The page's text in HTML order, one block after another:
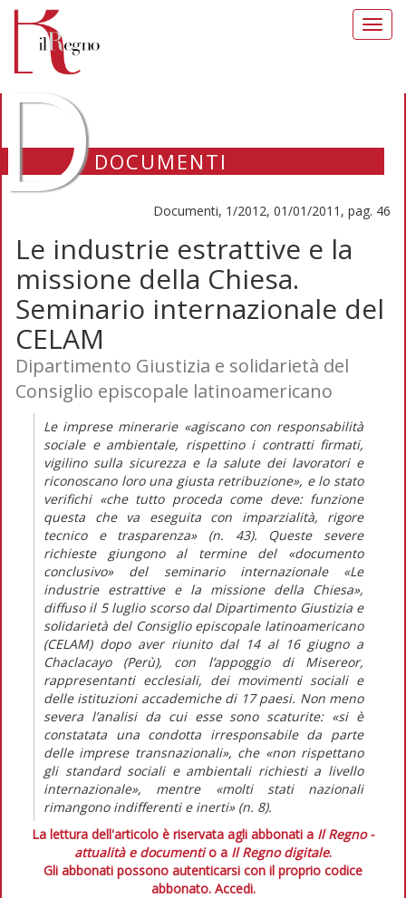
DOCUMENTI
Documenti, 1/2012, 01/01/2011, pag. 46
Le industrie estrattive e la
missione della Chiesa.
Seminario internazionale del
CELAM
Dipartimento Giustizia e solidarietà del
Consiglio episcopale latinoamericano
Le imprese minerarie «agiscano con responsabilità
sociale e ambientale, rispettino i contratti firmati,
vigilino sulla sicurezza e la salute dei lavoratori e
riconoscano loro una giusta retribuzione», e lo stato
verifichi «che tutto proceda come deve: funzione
questa che va eseguita con imparzialità, rigore
tecnico e trasparenza» (n. 43). Queste severe
richieste giungono al termine del «documento
conclusivo» del seminario internazionale «Le
industrie estrattive e la missione della Chiesa»,
diffuso il 5 luglio scorso dal Dipartimento Giustizia e
solidarietà del Consiglio episcopale latinoamericano
(CELAM) dopo aver riunito dal 14 al 16 giugno a
Chaclacayo (Perù), con l’appoggio di Misereor,
rappresentanti ecclesiali, dei movimenti sociali e
delle istituzioni accademiche di 17 paesi. Non meno
severa l’analisi da cui esse sono scaturite: «si è
constatata una condotta irresponsabile da parte
delle imprese transnazionali», che «non rispettano
gli standard sociali e ambientali richiesti a livello
internazionale», mentre «molti stati nazionali
rimangono indifferenti e inerti» (n. 8).
La lettura dell'articolo è riservata agli abbonati a Il Regno -
attualità e documentio a Il Regno digitale.
Gli abbonati possono autenticarsi con il proprio codice
abbonato. Accedi.